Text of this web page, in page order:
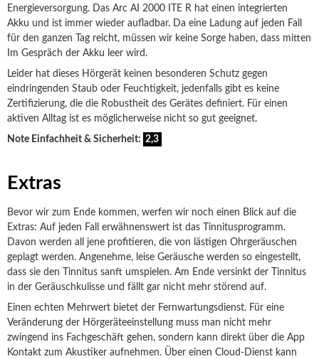
Energieversorgung. Das Arc AI 2000 ITE R hat einen integrierten
Akku und ist immer wieder aufladbar. Da eine Ladung auf jeden Fall
für den ganzen Tag reicht, müssen wir keine Sorge haben, dass mitten
Im Gespräch der Akku leer wird.
Leider hat dieses Hörgerät keinen besonderen Schutz gegen
eindringenden Staub oder Feuchtigkeit, jedenfalls gibt es keine
Zertifizierung, die die Robustheit des Gerätes definiert. Für einen
aktiven Alltag ist es möglicherweise nicht so gut geeignet.
Note Einfachheit & Sicherheit: 2,3
Extras
Bevor wir zum Ende kommen, werfen wir noch einen Blick auf die
Extras: Auf jeden Fall erwähnenswert ist das Tinnitusprogramm.
Davon werden all jene profitieren, die von lästigen Ohrgeräuschen
geplagt werden. Angenehme, leise Geräusche werden so eingestellt,
dass sie den Tinnitus sanft umspielen. Am Ende versinkt der Tinnitus
in der Geräuschkulisse und fällt gar nicht mehr störend auf.
Einen echten Mehrwert bietet der Fernwartungsdienst. Für eine
Veränderung der Hörgeräteeinstellung muss man nicht mehr
zwingend ins Fachgeschäft gehen, sondern kann direkt über die App
Kontakt zum Akustiker aufnehmen. Über einen Cloud-Dienst kann